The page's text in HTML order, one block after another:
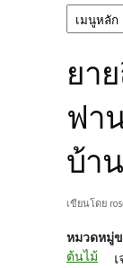
ยา
ฟา
บ้า
เขียนโดย
หมวดหมู่
ต้นไม้